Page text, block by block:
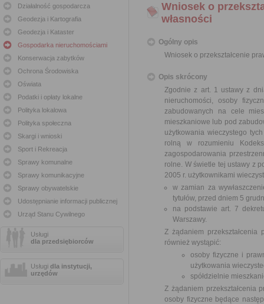
Działalność gospodarcza
Geodezja i Kartografia
Geodezja i Kataster
Gospodarka nieruchomościami
Konserwacja zabytków
Ochrona Środowiska
Oświata
Podatki i opłaty lokalne
Polityka lokalowa
Polityka społeczna
Skargi i wnioski
Sport i Rekreacja
Sprawy komunalne
Sprawy komunikacyjne
Sprawy obywatelskie
Udostępnianie informacji publicznej
Urząd Stanu Cywilnego
Usługi
dla przedsiębiorców
Usługi dla instytucji,
urzędów
Wniosek o
własności
Ogólny opis
Wniosek o przekształcenie
Opis skrócony
Zgodnie z art. 1 ustawy z
nieruchomości, osoby
zabudowanych na cele
mieszkaniowe lub pod
użytkowania wieczystego
rolną w rozumieniu
zagospodarowania
rolne. W świetle tej ustawy z
2005 r. użytkownikami
w zamian za
tytułów, przed dniem 5
na podstawie art. 7
Warszawy.
Z żądaniem przekształcenia
również wystąpić:
osoby fizyczne i
użytkowania
spółdzielnie
Z żądaniem przekształcenia
osoby fizyczne będące